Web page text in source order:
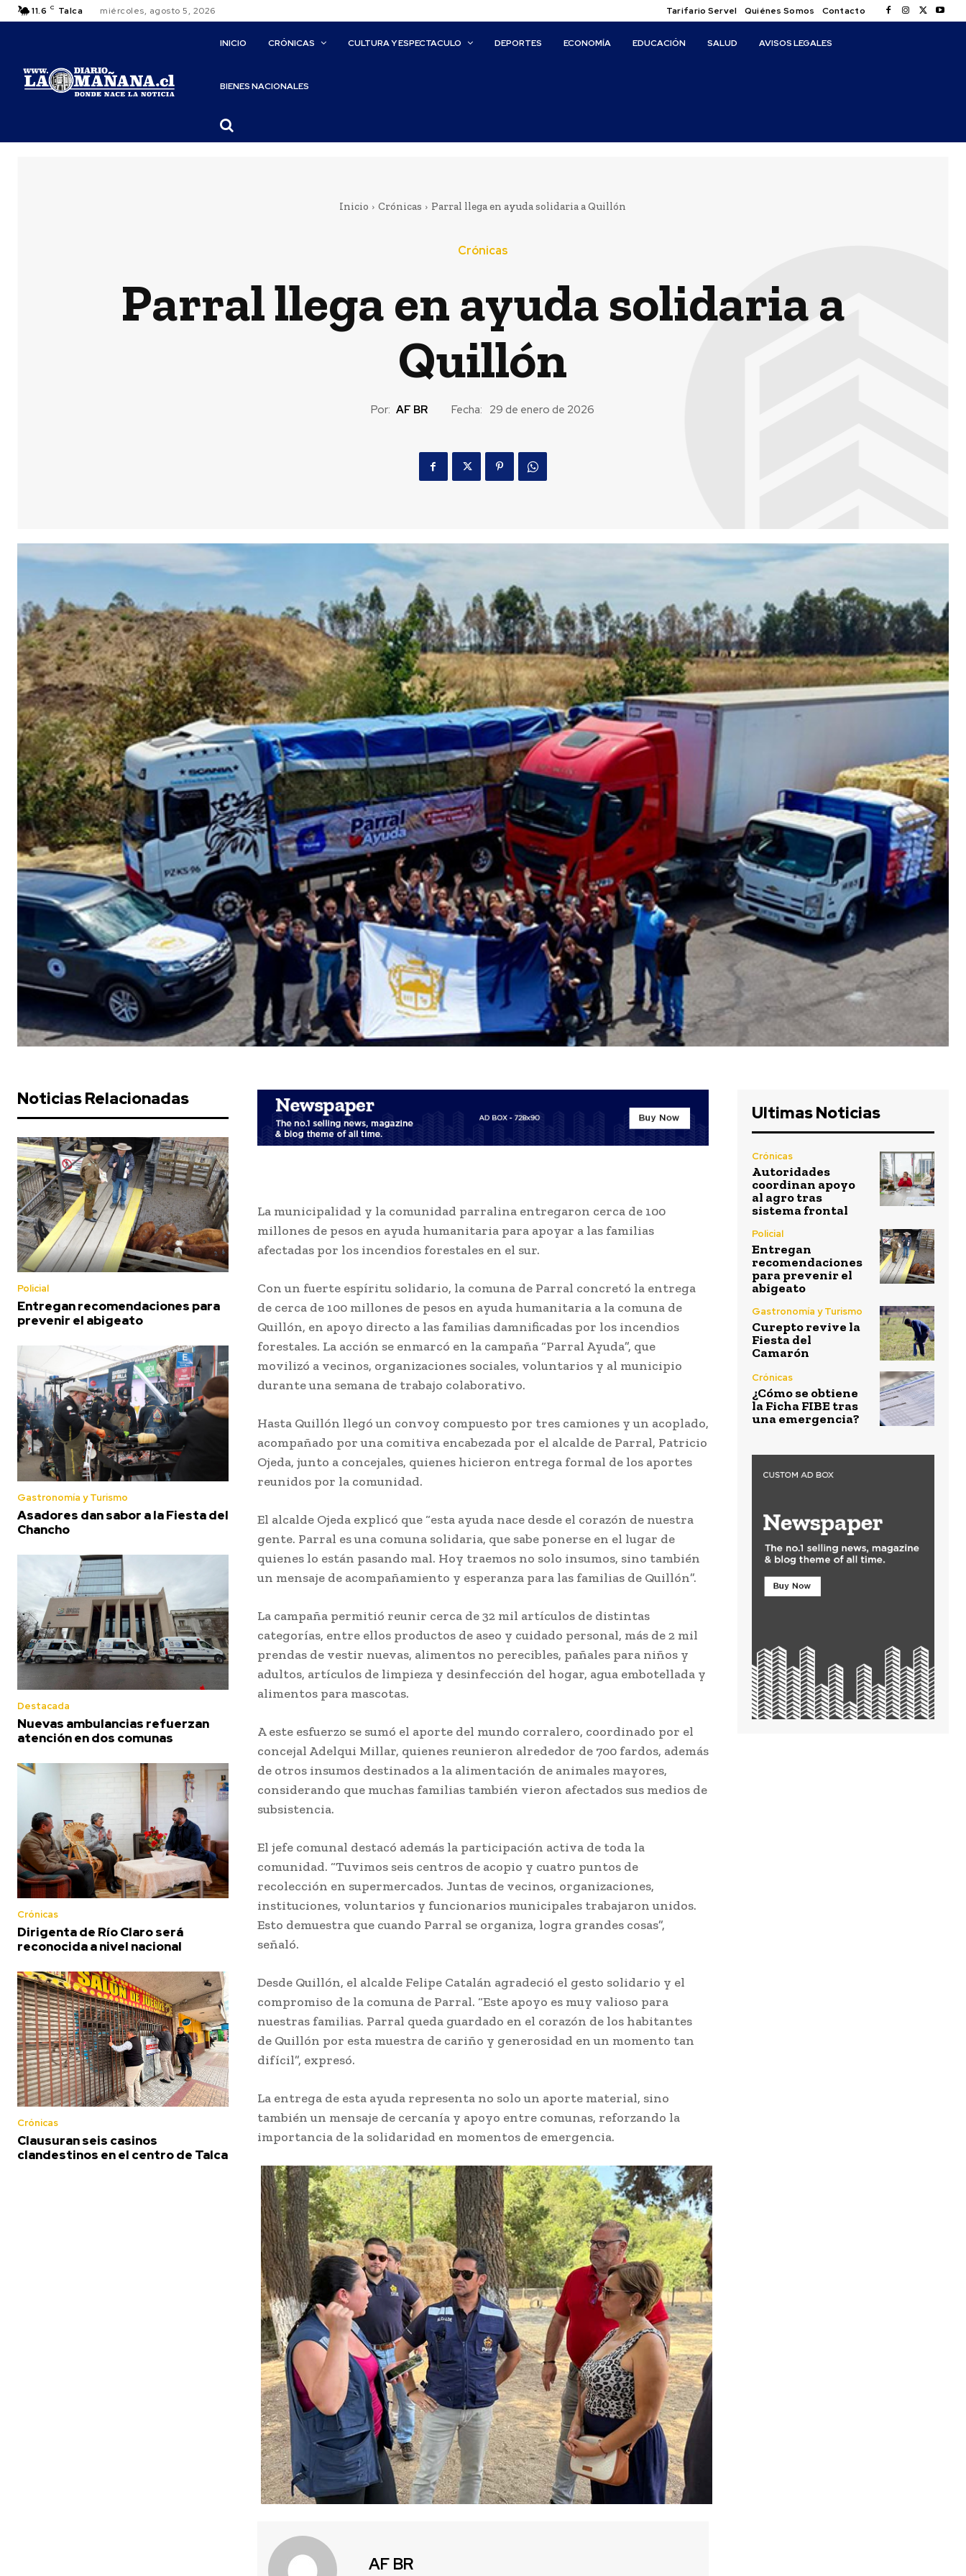
11.6 C Talca miércoles, agosto 5, 2026 Tarifario Servel Quiénes Somos Contacto
INICIO CRÓNICAS CULTURA Y ESPECTACULO DEPORTES ECONOMÍA EDUCACIÓN SALUD AVISOS LEGALES
BIENES NACIONALES
Inicio Crónicas Parral llega en ayuda solidaria a Quillón
Crónicas
Parral llega en ayuda solidaria a
Quillón
Por: AF BR Fecha: 29 de enero de 2026
Noticias Relacionadas
Policial
Entregan recomendaciones para
prevenir el abigeato
Gastronomía y Turismo
Asadores dan sabor a la Fiesta del
Chancho
Destacada
Nuevas ambulancias refuerzan
atención en dos comunas
Crónicas
Dirigenta de Río Claro será
reconocida a nivel nacional
Crónicas
Clausuran seis casinos
clandestinos en el centro de Talca
La municipalidad y la comunidad parralina entregaron cerca de 100
millones de pesos en ayuda humanitaria para apoyar a las familias
afectadas por los incendios forestales en el sur.
Con un fuerte espíritu solidario, la comuna de Parral concretó la entrega
de cerca de 100 millones de pesos en ayuda humanitaria a la comuna de
Quillón, en apoyo directo a las familias damnificadas por los incendios
forestales. La acción se enmarcó en la campaña “Parral Ayuda”, que
movilizó a vecinos, organizaciones sociales, voluntarios y al municipio
durante una semana de trabajo colaborativo.
Hasta Quillón llegó un convoy compuesto por tres camiones y un acoplado,
acompañado por una comitiva encabezada por el alcalde de Parral, Patricio
Ojeda, junto a concejales, quienes hicieron entrega formal de los aportes
reunidos por la comunidad.
El alcalde Ojeda explicó que “esta ayuda nace desde el corazón de nuestra
gente. Parral es una comuna solidaria, que sabe ponerse en el lugar de
quienes lo están pasando mal. Hoy traemos no solo insumos, sino también
un mensaje de acompañamiento y esperanza para las familias de Quillón”.
La campaña permitió reunir cerca de 32 mil artículos de distintas
categorías, entre ellos productos de aseo y cuidado personal, más de 2 mil
prendas de vestir nuevas, alimentos no perecibles, pañales para niños y
adultos, artículos de limpieza y desinfección del hogar, agua embotellada y
alimentos para mascotas.
A este esfuerzo se sumó el aporte del mundo corralero, coordinado por el
concejal Adelqui Millar, quienes reunieron alrededor de 700 fardos, además
de otros insumos destinados a la alimentación de animales mayores,
considerando que muchas familias también vieron afectados sus medios de
subsistencia.
El jefe comunal destacó además la participación activa de toda la
comunidad. “Tuvimos seis centros de acopio y cuatro puntos de
recolección en supermercados. Juntas de vecinos, organizaciones,
instituciones, voluntarios y funcionarios municipales trabajaron unidos.
Esto demuestra que cuando Parral se organiza, logra grandes cosas”,
señaló.
Desde Quillón, el alcalde Felipe Catalán agradeció el gesto solidario y el
compromiso de la comuna de Parral. “Este apoyo es muy valioso para
nuestras familias. Parral queda guardado en el corazón de los habitantes
de Quillón por esta muestra de cariño y generosidad en un momento tan
difícil”, expresó.
La entrega de esta ayuda representa no solo un aporte material, sino
también un mensaje de cercanía y apoyo entre comunas, reforzando la
importancia de la solidaridad en momentos de emergencia.
AF BR
Ultimas Noticias
Crónicas
Autoridades
coordinan apoyo
al agro tras
sistema frontal
Policial
Entregan
recomendaciones
para prevenir el
abigeato
Gastronomía y Turismo
Curepto revive la
Fiesta del
Camarón
Crónicas
¿Cómo se obtiene
la Ficha FIBE tras
una emergencia?